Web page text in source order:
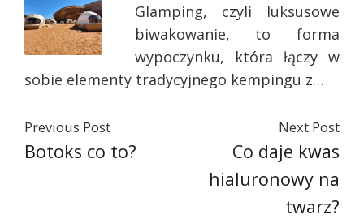
Glamping, czyli luksusowe
biwakowanie, to forma
wypoczynku, która łączy w
sobie elementy tradycyjnego kempingu z…
Previous Post
Botoks co to?
Next Post
Co daje kwas
hialuronowy na
twarz?